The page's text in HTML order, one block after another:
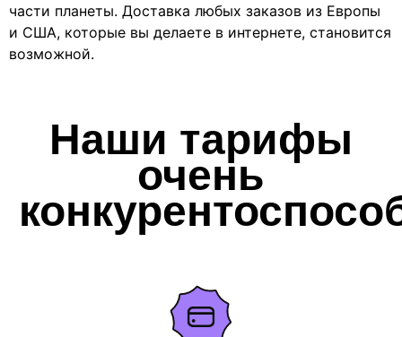
части планеты. Доставка любых заказов из Европы
и США, которые вы делаете в интернете, становится
возможной.
Наши тарифы
очень